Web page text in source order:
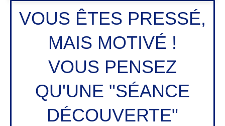
VOUS ÊTES PRESSÉ,
MAIS MOTIVÉ !
VOUS PENSEZ
QU'UNE "SÉANCE
DÉCOUVERTE"